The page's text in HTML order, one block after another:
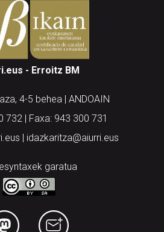
- Erroitz BM
4-5 behea | ANDOAIN
732 | Faxa: 943 300 731
| idazkaritza@aiurri.eus
garatua